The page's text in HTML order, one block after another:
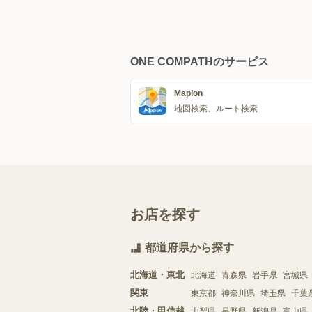
ONE COMPATHのサービス
Mapion
地図検索、ルート検索
お店を探す
都道府県から探す
北海道・東北 北海道 青森県 岩手県 宮城県
関東 東京都 神奈川県 埼玉県 千葉